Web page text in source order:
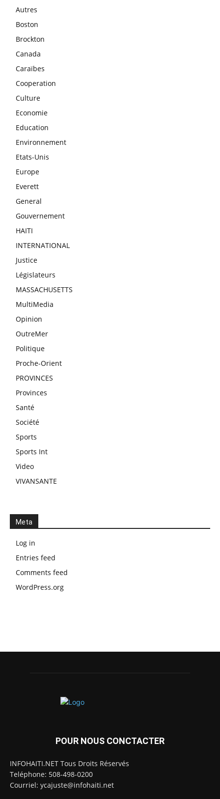
Autres
Boston
Brockton
Canada
Caraïbes
Cooperation
Culture
Economie
Education
Environnement
Etats-Unis
Europe
Everett
General
Gouvernement
HAITI
INTERNATIONAL
Justice
Législateurs
MASSACHUSETTS
MultiMedia
Opinion
OutreMer
Politique
Proche-Orient
PROVINCES
Provinces
Santé
Société
Sports
Sports Int
Video
VIVANSANTE
Meta
Log in
Entries feed
Comments feed
WordPress.org
POUR NOUS CONCTACTER
INFOHAITI.NET Tous Droits Réservés
Teléphone: 508-498-0200
Courriel: ycajuste@infohaiti.net